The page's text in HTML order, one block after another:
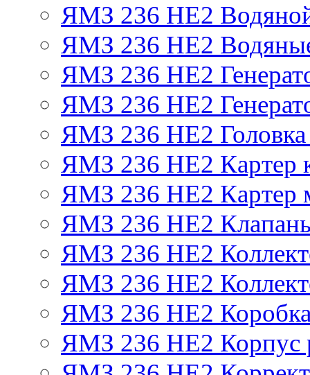
ЯМЗ 236 НЕ2
ЯМЗ 236 НЕ2
ЯМЗ 236 НЕ2
ЯМЗ 236 НЕ2
ЯМЗ 236 НЕ2 Головка
ЯМЗ 236 НЕ2 Картер
ЯМЗ 236 НЕ2 Картер
ЯМЗ 236 НЕ2 Клапаны
ЯМЗ 236 НЕ2
ЯМЗ 236 НЕ2
ЯМЗ 236 НЕ2 Коробка
ЯМЗ 236 НЕ2 Корпус